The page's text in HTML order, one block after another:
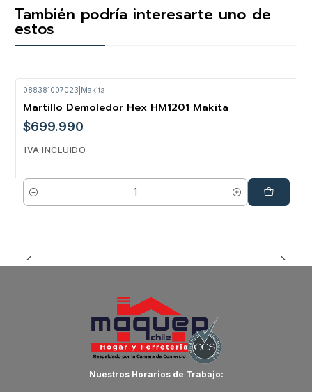
También podría interesarte uno de
estos
088381007023 Makita
Martillo Demoledor Hex HM1201 Makita
$699.990
IVA INCLUIDO
Cantidad
Nuestros Horarios de Trabajo: